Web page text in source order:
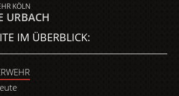
KÖLN
URBACH
IM ÜBERBLICK: